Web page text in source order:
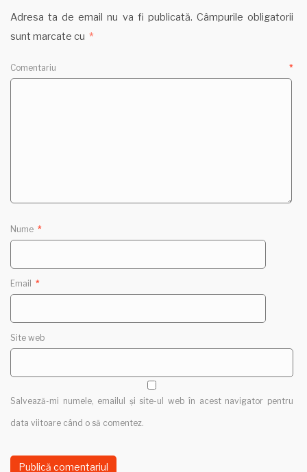
Adresa ta de email nu va fi publicată. Câmpurile obligatorii
sunt marcate cu *
Comentariu *
Nume *
Email *
Site web
Salvează-mi numele, emailul și site-ul web în acest navigator pentru
data viitoare când o să comentez.